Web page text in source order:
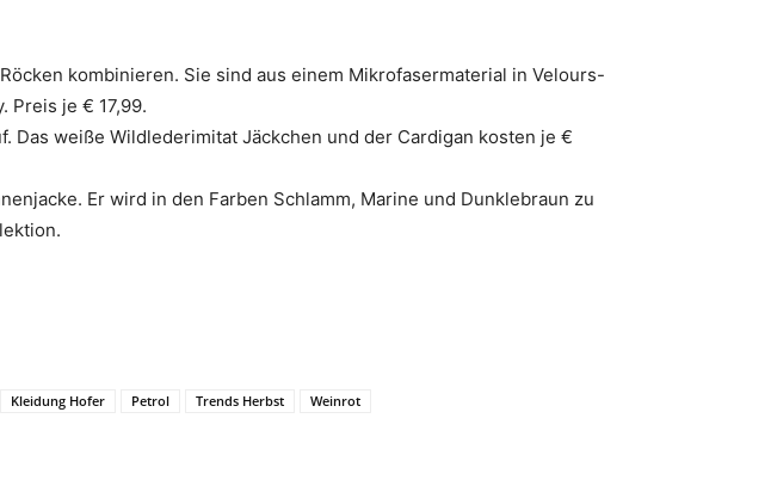
kombinieren. Sie sind aus einem Mikrofasermaterial in Velours-
Preis je € 17,99.
Das weiße Wildlederimitat Jäckchen und der Cardigan kosten je €
Er wird in den Farben Schlamm, Marine und Dunklebraun zu
Kleidung Hofer Petrol Trends Herbst Weinrot